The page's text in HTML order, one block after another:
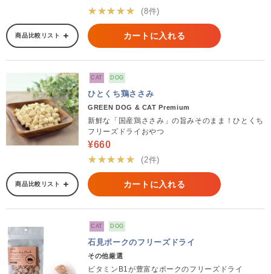
★★★★★
(8件)
商品比較リスト カートに入れる
CAT DOG
ひとくち鶏ささみ
GREEN DOG & CAT Premium
新鮮な「国産鶏ささみ」の旨みそのまま！ひとくち
フリーズドライおやつ
¥660
★★★★★
(2件)
商品比較リスト カートに入れる
CAT DOG
石見ポークのフリーズドライ
その他厳選
ビタミンB1が豊富なポークのフリーズドライ